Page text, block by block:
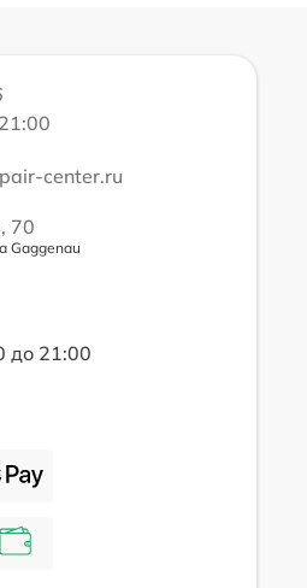
center.ru
70
Gaggenau
до 21:00